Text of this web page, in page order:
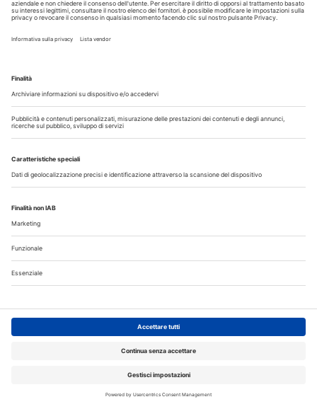
giorno. Oppure accedi al tuo account Medikey
per consultare i contenuti a te riservati
Corsi ECM